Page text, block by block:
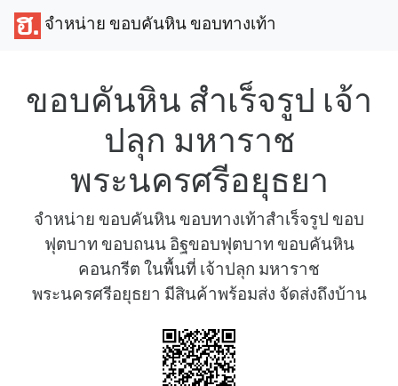
จำหน่าย ขอบคันหิน ขอบทางเท้า
ขอบคันหิน สำเร็จรูป เจ้า
ปลุก มหาราช
พระนครศรีอยุธยา
จำหน่าย ขอบคันหิน ขอบทางเท้าสำเร็จรูป ขอบ
ฟุตบาท ขอบถนน อิฐขอบฟุตบาท ขอบคันหิน
คอนกรีต ในพื้นที่ เจ้าปลุก มหาราช
พระนครศรีอยุธยา มีสินค้าพร้อมส่ง จัดส่งถึงบ้าน